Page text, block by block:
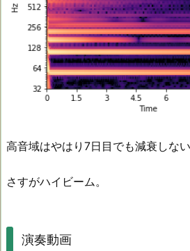
高音域はやはり7日目でも減衰しない
さすがハイビーム。
演奏動画